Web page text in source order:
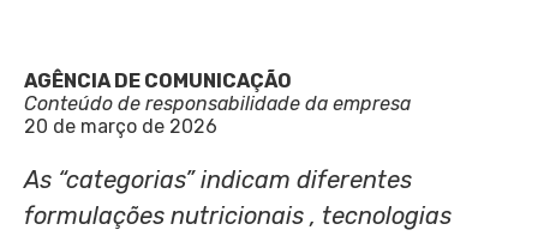
AGÊNCIA DE COMUNICAÇÃO
Conteúdo de responsabilidade da empresa
20 de março de 2026
As “categorias” indicam diferentes
formulações nutricionais , tecnologias